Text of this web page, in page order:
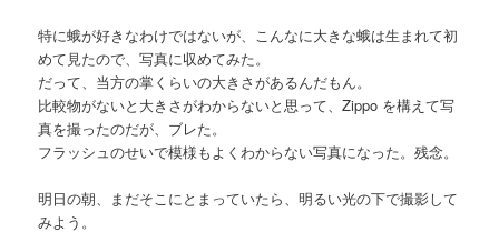
特に蛾が好きなわけではないが、こんなに大きな蛾は生まれて初
めて見たので、写真に収めてみた。
だって、当方の掌くらいの大きさがあるんだもん。
比較物がないと大きさがわからないと思って、Zippo を構えて写
真を撮ったのだが、ブレた。
フラッシュのせいで模様もよくわからない写真になった。残念。
明日の朝、まだそこにとまっていたら、明るい光の下で撮影して
みよう。